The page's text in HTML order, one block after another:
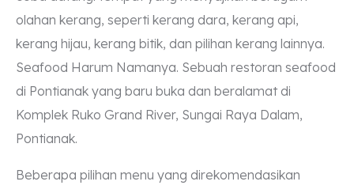
olahan kerang, seperti kerang dara, kerang api,
kerang hijau, kerang bitik, dan pilihan kerang lainnya.
Seafood Harum Namanya. Sebuah restoran seafood
di Pontianak yang baru buka dan beralamat di
Komplek Ruko Grand River, Sungai Raya Dalam,
Pontianak.
Beberapa pilihan menu yang direkomendasikan